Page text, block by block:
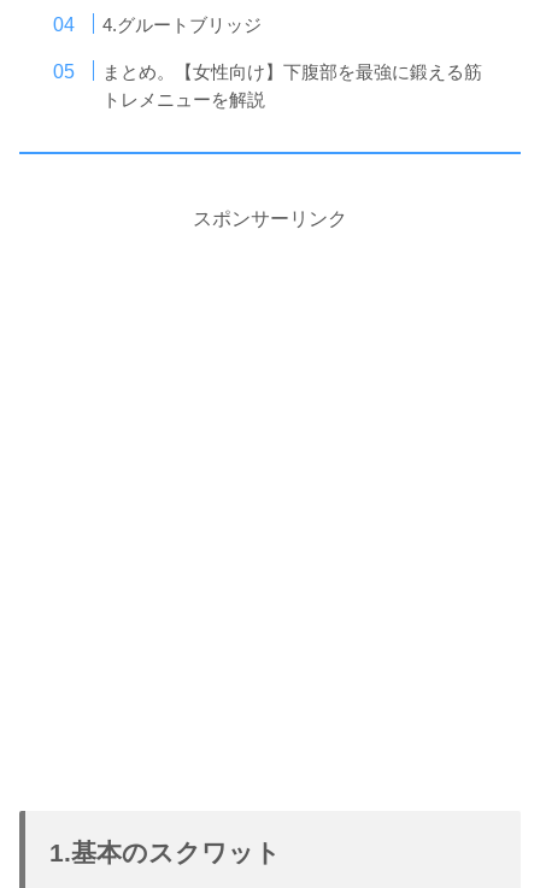
4.グルートブリッジ
まとめ。【女性向け】下腹部を最強に鍛える筋
トレメニューを解説
スポンサーリンク
1.基本のスクワット